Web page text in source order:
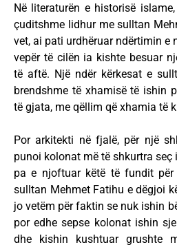
Në literaturën e historisë
çuditshme lidhur me sulltan
vet, ai pati urdhëruar ndërtimin e
vepër të cilën ia kishte besuar
të aftë. Një ndër kërkesat e
brendshme të xhamisë të ishin
të gjata, me qëllim që xhamia të
Por arkitekti në fjalë, për një
punoi kolonat më të shkurtra
pa e njoftuar këtë të fundit për
sulltan Mehmet Fatihu e dëgjoi
jo vetëm për faktin se nuk ishin
por edhe sepse kolonat ishin
dhe kishin kushtuar grushte